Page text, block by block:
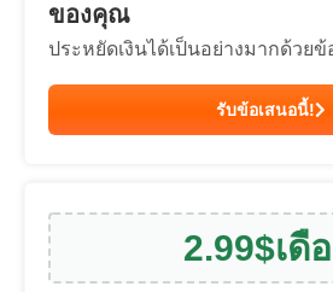
ของคุณ
ประหยัดเงินได้เป็นอย่างมากด้วยข้
รับข้อเสนอนี้!
2.99$เดื